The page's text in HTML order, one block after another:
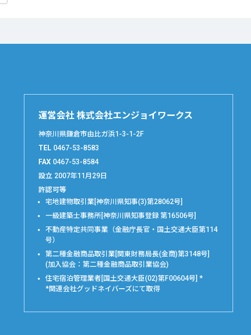
運営会社 株式会社エンジョイワークス
神奈川県鎌倉市由比ガ浜1-3-1-2F
TEL 0467-53-8583
FAX 0467-53-8584
設立 2007年11月29日
許認可等
宅地建物取引業[神奈川県知事(3)第28062号]
一級建築士事務所[神奈川県知事登録 第16506号]
不動産特定共同事業（金融庁長官・国土交通大臣第114
号）
第二種金融商品取引業[関東財務局長(金商)第3148号]
(加入協会：第二種金融商品取引業協会)
住宅宿泊管理業者[国土交通大臣(02)第F00604号] *
*関連会社グッドネイバーズにて取得